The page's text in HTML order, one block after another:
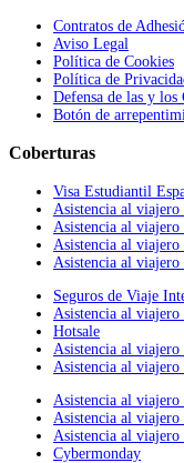
Contratos de
Aviso Legal
Política de Cookies
Política de
Defensa de las y los
Botón de
Coberturas
Visa Estudiantil
Asistencia al viajero
Asistencia al
Asistencia al viajero
Asistencia al viajero
Seguros de Viaje
Asistencia al viajero
Hotsale
Asistencia al viajero
Asistencia al
Asistencia al
Asistencia al viajero
Asistencia al viajero
Cybermonday